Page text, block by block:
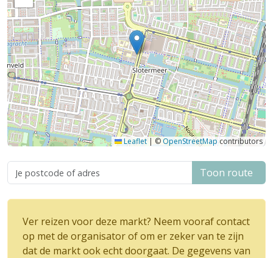
Leaflet | ©OpenStreetMapcontributors
Toon route
Ver reizen voor deze markt? Neem vooraf contact
op met de organisator of om er zeker van te zijn
dat de markt ook echt doorgaat. De gegevens van